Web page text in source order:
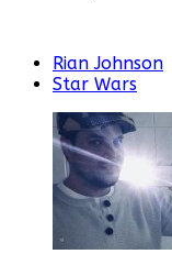
Rian Johnson
Star Wars